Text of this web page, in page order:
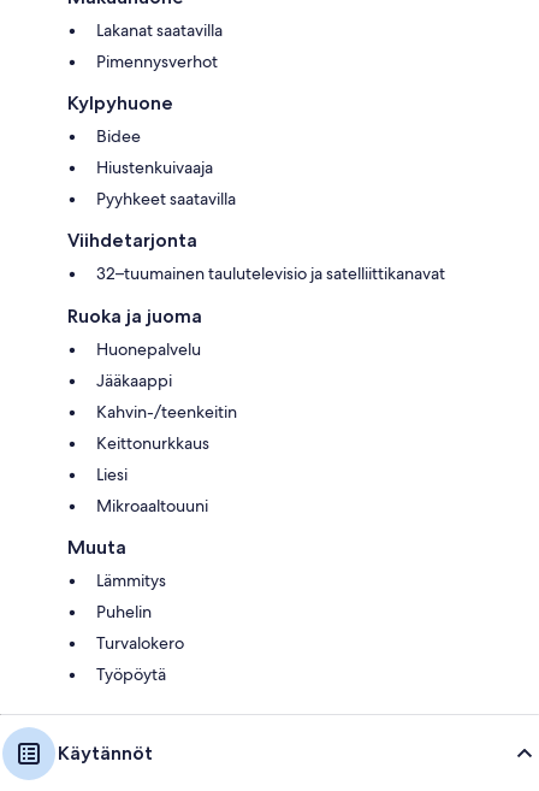
Lakanat saatavilla
Pimennysverhot
Kylpyhuone
Bidee
Hiustenkuivaaja
Pyyhkeet saatavilla
Viihdetarjonta
32–tuumainen taulutelevisio ja satelliittikanavat
Ruoka ja juoma
Huonepalvelu
Jääkaappi
Kahvin-/teenkeitin
Keittonurkkaus
Liesi
Mikroaaltouuni
Muuta
Lämmitys
Puhelin
Turvalokero
Työpöytä
Käytännöt